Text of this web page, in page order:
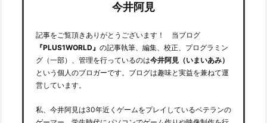
今井阿見
記事をご覧頂きありがとうございます！ 当ブログ
『PLUS1WORLD』 の記事執筆、編集、校正、プログラミン
グ（一部）、管理を行っているのは今井阿見（いまいあみ）
という個人のブロガーです。ブログは趣味と実益を兼ねて運
営しています。
私、今井阿見は30年近くゲームをプレイしているベテランの